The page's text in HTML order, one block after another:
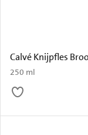
Calvé Knijpfles
250 ml